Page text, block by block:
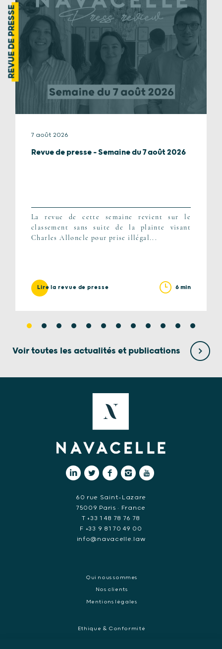
REVUE DE PRESSE
7 août 2026
Revue de presse – Semaine du 7 août 2026
La revue de cette semaine revient sur le
classement sans suite de la plainte visant
Charles Alloncle pour prise illégal...
Lire la revue de presse 6 min
Voir toutes les actualités et publications
60 rue Saint-Lazare
75009 Paris • France
T +33 1 48 78 76 78
F +33 9 81 70 49 00
info@navacelle.law
Qui nous sommes
Nos clients
Mentions légales
Ethique & Conformité